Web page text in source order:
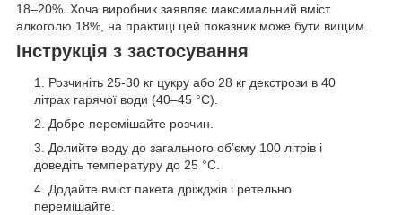
18–20%. Хоча виробник заявляє максимальний вміст
алкоголю 18%, на практиці цей показник може бути вищим.
Інструкція з застосування
Розчиніть 25-30 кг цукру або 28 кг декстрози в 40
літрах гарячої води (40–45 °C).
Добре перемішайте розчин.
Долийте воду до загального об’єму 100 літрів і
доведіть температуру до 25 °C.
Додайте вміст пакета дріжджів і ретельно
перемішайте.